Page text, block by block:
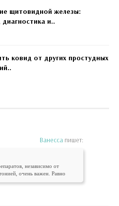
щитовидной железы:
и..
ковид от других простудных
Ванесса пишет:
независимо от
очень важен. Равно